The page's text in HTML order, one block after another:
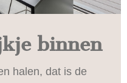
binnen
halen, dat is de